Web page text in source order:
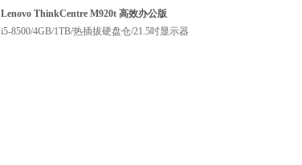
Lenovo ThinkCentre M920t 高效办公版
i5-8500/4GB/1TB/热插拔硬盘仓/21.5吋显示器